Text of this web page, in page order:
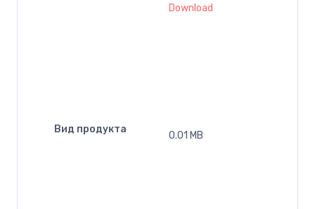
Вид продукта
Download
0.01 MB